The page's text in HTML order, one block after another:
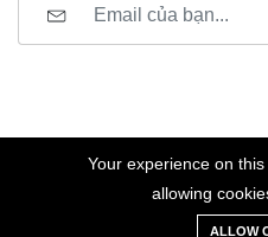
©2023 Hoa Nelly .
0
Xe
Your experience on
allowing
ALLOW